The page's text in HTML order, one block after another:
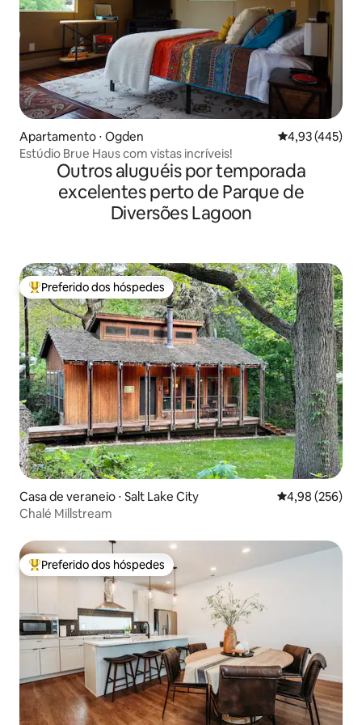
Apartamento ⋅ Ogden 4,93 de uma
4,93 (445)
Estúdio Brue Haus com vistas incríveis!
Outros aluguéis por temporada
excelentes perto de Parque de
Diversões Lagoon
Entre os melhores preferidos dos hóspedes
Preferido dos hóspedes
Casa de veraneio ⋅ Salt Lake City 4,98 de uma
4,98 (256)
Chalé Millstream
Entre os melhores preferidos dos hóspedes
Preferido dos hóspedes